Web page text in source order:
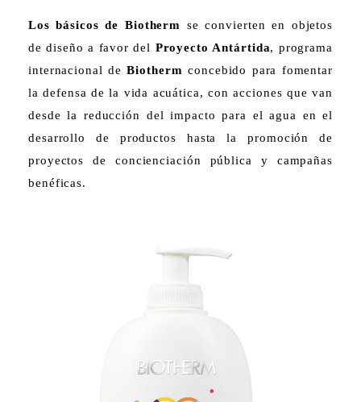
Los básicos de Biotherm
se convierten en objetos
de diseño a favor del Proyecto Antártida, programa
internacional deBiotherm concebido para fomentar
la defensa de la vida acuática, con acciones que van
desde la reducción del impacto para el agua en el
desarrollo de productos hasta la promoción de
proyectos de concienciación pública y campañas
benéficas.